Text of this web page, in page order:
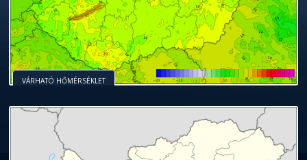
VÁRHATÓ HŐMÉRSÉKLET